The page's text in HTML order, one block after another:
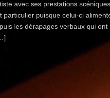
avec ses prestations
particulier puisque celui-ci
les dérapages verbaux qui ont